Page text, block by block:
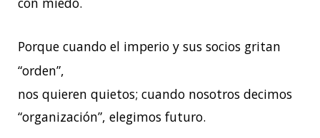
Porque cuando el imperio y sus socios gritan
“orden”,
nos quieren quietos; cuando nosotros decimos
“organización”, elegimos futuro.